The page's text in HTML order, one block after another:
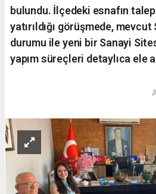
bulundu. İlçedeki esnafın
yatırıldığı görüşmede,
durumu ile yeni bir Sanayi
yapım süreçleri detaylıca ele